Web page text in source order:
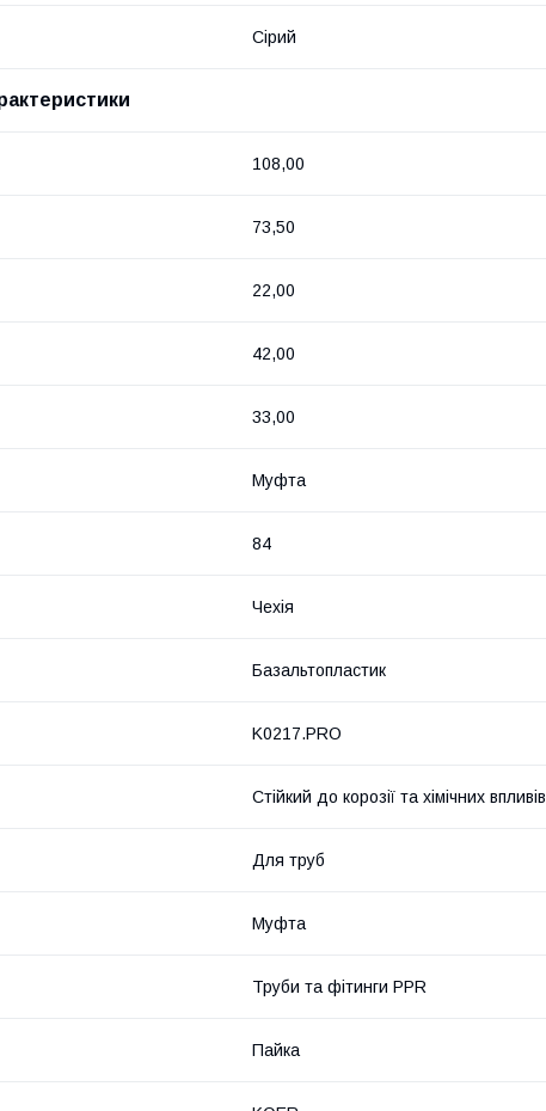
Сірий
108,00
73,50
22,00
42,00
33,00
Муфта
84
Чехія
Базальтопластик
K0217.PRO
Стійкий до корозії та хімічних впливів
Для труб
Муфта
Труби та фітинги PPR
Пайка